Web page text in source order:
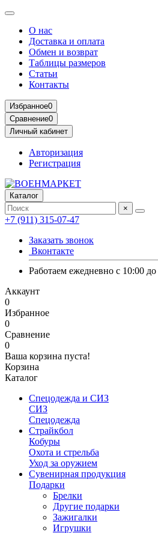
О нас
Доставка и оплата
Обмен и возврат
Таблицы размеров
Статьи
Контакты
Избранное0
Сравнение0
Личный кабинет
Авторизация
Регистрация
Каталог
×
+7 (911) 315-07-47
Заказать звонок
Вконтакте
Работаем ежедневно с 10:00
Аккаунт
0
Избранное
0
Сравнение
0
Ваша корзина пуста!
Корзина
Каталог
Спецодежда и СИЗ
СИЗ
Спецодежда
Страйкбол
Кобуры
Охота и стрельба
Уход за оружием
Сувенирная продукция
Подарки
Брелки
Другие подарки
Зажигалки
Игрушки